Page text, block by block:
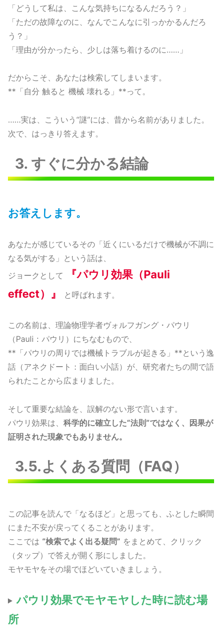
「どうして私は、こんな気持ちになるんだろう？」
「ただの故障なのに、なんでこんなに引っかかるんだろ
う？」
「理由が分かったら、少しは落ち着けるのに……」
だからこそ、あなたは検索してしまいます。
**「自分 触ると 機械 壊れる」**って。
……実は、こういう“謎”には、昔から名前がありました。
次で、はっきり答えます。
3. すぐに分かる結論
お答えします。
あなたが感じているその「近くにいるだけで機械が不調に
なる気がする」という話は、
ジョークとして
『パウリ効果（Pauli
effect） 』 と呼ばれます。
この名前は、理論物理学者ヴォルフガング・パウリ
（Pauli：パウリ）にちなむもので、
**「パウリの周りでは機械トラブルが起きる」**という逸
話（アネクドート：面白い小話）が、研究者たちの間で語
られたことから広まりました。
そして重要な結論を、誤解のない形で言います。
パウリ効果は、 科学的に確立した“法則”ではなく、因果が
証明された現象でもありません。
3.5.よくある質問（FAQ）
この記事を読んで「なるほど」と思っても、ふとした瞬間
にまた不安が戻ってくることがあります。
ここでは “検索でよく出る疑問” をまとめて、クリック
（タップ）で答えが開く形にしました。
モヤモヤをその場でほどいていきましょう。
パウリ効果でモヤモヤした時に読む場
所